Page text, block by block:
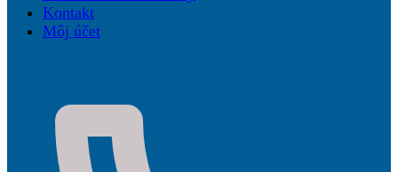
Kontakt
Môj účet